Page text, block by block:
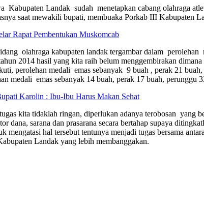
Kabupaten Landak sudah menetapkan cabang olahraga
saat mewakili bupati, membuaka Porkab III Kabupaten
Rapat Pembentukan Muskomcab
olahraga kabupaten landak tergambar dalam
2014 hasil yang kita raih belum menggembirakan
perolehan medali emas sebanyak 9 buah , perak 21
medali emas sebanyak 14 buah, perak 17 buah,
Karolin : Ibu-Ibu Harus Makan Sehat
kita tidaklah ringan, diperlukan adanya terobosan
dana, sarana dan prasarana secara bertahap supaya
mengatasi hal tersebut tentunya menjadi tugas bersama
Landak yang lebih membanggakan.